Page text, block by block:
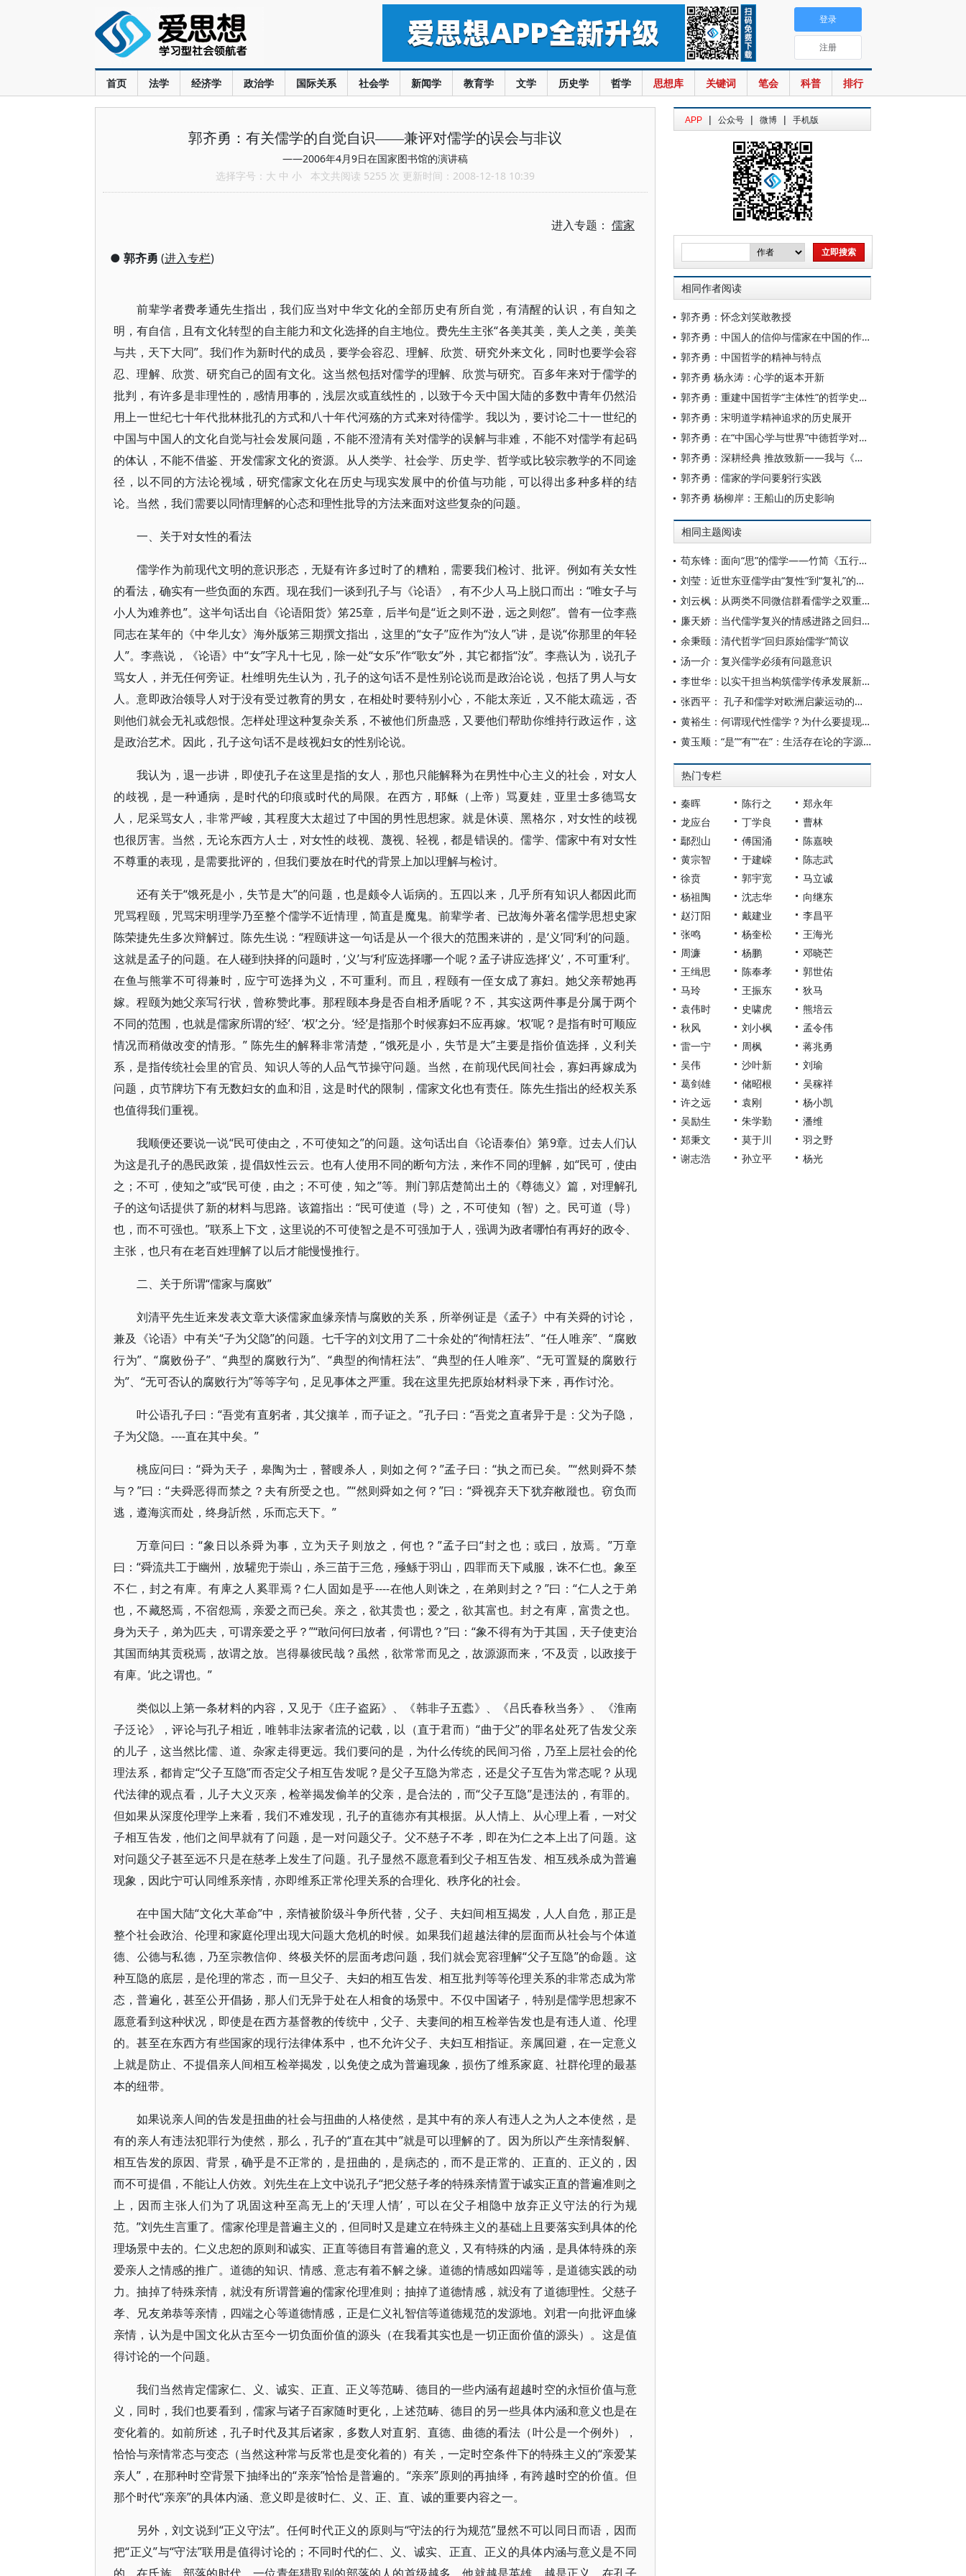
首页 法学 经济学 政治学 国际关系 社会学 新闻学 教育学 文学 历史学 哲学 思想库 关键词 笔会 科普 排行
登录
注册
郭齐勇：有关儒学的自觉自识——兼评对儒学的误会与非议
——2006年4月9日在国家图书馆的演讲稿
选择字号： 大 中 小 本文共阅读 5255 次 更新时间：2008-12-18 10:39
进入专题： 儒家
● 郭齐勇 (进入专栏)
前辈学者费孝通先生指出，我们应当对中华文化的全部历史有所自觉，有清醒的认识，有自知之
明，有自信，且有文化转型的自主能力和文化选择的自主地位。费先生主张“各美其美，美人之美，美美
与共，天下大同”。我们作为新时代的成员，要学会容忍、理解、欣赏、研究外来文化，同时也要学会容
忍、理解、欣赏、研究自己的固有文化。这当然包括对儒学的理解、欣赏与研究。百多年来对于儒学的
批判，有许多是非理性的，感情用事的，浅层次或直线性的，以致于今天中国大陆的多数中青年仍然沿
用上一世纪七十年代批林批孔的方式和八十年代河殇的方式来对待儒学。我以为，要讨论二十一世纪的
中国与中国人的文化自觉与社会发展问题，不能不澄清有关对儒学的误解与非难，不能不对儒学有起码
的体认，不能不借鉴、开发儒家文化的资源。从人类学、社会学、历史学、哲学或比较宗教学的不同途
径，以不同的方法论视域，研究儒家文化在历史与现实发展中的价值与功能，可以得出多种多样的结
论。当然，我们需要以同情理解的心态和理性批导的方法来面对这些复杂的问题。
一、关于对女性的看法
儒学作为前现代文明的意识形态，无疑有许多过时了的糟粕，需要我们检讨、批评。例如有关女性
的看法，确实有一些负面的东西。现在我们一谈到孔子与《论语》，有不少人马上脱口而出：“唯女子与
小人为难养也”。这半句话出自《论语阳货》笫25章，后半句是“近之则不逊，远之则怨”。曾有一位李燕
同志在某年的《中华儿女》海外版笫三期撰文指出，这里的“女子”应作为“汝人”讲，是说“你那里的年轻
人”。李燕说，《论语》中“女”字凡十七见，除一处“女乐”作“歌女”外，其它都指“汝”。李燕认为，说孔子
骂女人，并无任何旁证。杜维明先生认为，孔子的这句话不是性别论说而是政治论说，包括了男人与女
人。意即政治领导人对于没有受过教育的男女，在相处时要特别小心，不能太亲近，又不能太疏远，否
则他们就会无礼或怨恨。怎样处理这种复杂关系，不被他们所蛊惑，又要他们帮助你维持行政运作，这
是政治艺术。因此，孔子这句话不是歧视妇女的性别论说。
我认为，退一步讲，即使孔子在这里是指的女人，那也只能解释为在男性中心主义的社会，对女人
的歧视，是一种通病，是时代的印痕或时代的局限。在西方，耶稣（上帝）骂夏娃，亚里士多德骂女
人，尼采骂女人，非常严峻，其程度大太超过了中国的男性思想家。就是休谟、黑格尔，对女性的歧视
也很厉害。当然，无论东西方人士，对女性的歧视、蔑视、轻视，都是错误的。儒学、儒家中有对女性
不尊重的表现，是需要批评的，但我们要放在时代的背景上加以理解与检讨。
还有关于“饿死是小，失节是大”的问题，也是颇令人诟病的。五四以来，几乎所有知识人都因此而
咒骂程颐，咒骂宋明理学乃至整个儒学不近情理，简直是魔鬼。前辈学者、已故海外著名儒学思想史家
陈荣捷先生多次辩解过。陈先生说：“程颐讲这一句话是从一个很大的范围来讲的，是‘义’同‘利’的问题。
这就是孟子的问题。在人碰到抉择的问题时，‘义’与‘利’应选择哪一个呢？孟子讲应选择‘义’，不可重‘利’。
在鱼与熊掌不可得兼时，应宁可选择为义，不可重利。而且，程颐有一侄女成了寡妇。她父亲帮她再
嫁。程颐为她父亲写行状，曾称赞此事。那程颐本身是否自相矛盾呢？不，其实这两件事是分属于两个
不同的范围，也就是儒家所谓的‘经’、‘权’之分。‘经’是指那个时候寡妇不应再嫁。‘权’呢？是指有时可顺应
情况而稍做改变的情形。” 陈先生的解释非常清楚，“饿死是小，失节是大”主要是指价值选择，义利关
系，是指传统社会里的官员、知识人等的人品气节操守问题。当然，在前现代民间社会，寡妇再嫁成为
问题，贞节牌坊下有无数妇女的血和泪，这是时代的限制，儒家文化也有责任。陈先生指出的经权关系
也值得我们重视。
我顺便还要说一说“民可使由之，不可使知之”的问题。这句话出自《论语泰伯》第9章。过去人们认
为这是孔子的愚民政策，提倡奴性云云。也有人使用不同的断句方法，来作不同的理解，如“民可，使由
之；不可，使知之”或“民可使，由之；不可使，知之”等。荆门郭店楚简出土的《尊德义》篇，对理解孔
子的这句话提供了新的材料与思路。该篇指出：“民可使道（导）之，不可使知（智）之。民可道（导）
也，而不可强也。”联系上下文，这里说的不可使智之是不可强加于人，强调为政者哪怕有再好的政令、
主张，也只有在老百姓理解了以后才能慢慢推行。
二、关于所谓“儒家与腐败”
刘清平先生近来发表文章大谈儒家血缘亲情与腐败的关系，所举例证是《孟子》中有关舜的讨论，
兼及《论语》中有关“子为父隐”的问题。七千字的刘文用了二十余处的“徇情枉法”、“任人唯亲”、“腐败
行为”、“腐败份子”、“典型的腐败行为”、“典型的徇情枉法”、“典型的任人唯亲”、“无可置疑的腐败行
为”、“无可否认的腐败行为”等等字句，足见事体之严重。我在这里先把原始材料录下来，再作讨沦。
叶公语孔子曰：“吾党有直躬者，其父攘羊，而子证之。”孔子曰：“吾党之直者异于是：父为子隐，
子为父隐。----直在其中矣。”
桃应问曰：“舜为天子，皋陶为士，瞽瞍杀人，则如之何？”孟子曰：“执之而已矣。”“然则舜不禁
与？”曰：“夫舜恶得而禁之？夫有所受之也。”“然则舜如之何？”曰：“舜视弃天下犹弃敝蹝也。窃负而
逃，遵海滨而处，终身訢然，乐而忘天下。”
万章问曰：“象日以杀舜为事，立为天子则放之，何也？”孟子曰“封之也；或曰，放焉。”万章
曰：“舜流共工于幽州，放驩兜于崇山，杀三苗于三危，殛鲧于羽山，四罪而天下咸服，诛不仁也。象至
不仁，封之有庳。有庳之人奚罪焉？仁人固如是乎----在他人则诛之，在弟则封之？”曰：“仁人之于弟
也，不藏怒焉，不宿怨焉，亲爱之而已矣。亲之，欲其贵也；爱之，欲其富也。封之有庳，富贵之也。
身为天子，弟为匹夫，可谓亲爱之乎？”“敢问何曰放者，何谓也？”曰：“象不得有为于其国，天子使吏治
其国而纳其贡税焉，故谓之放。岂得暴彼民哉？虽然，欲常常而见之，故源源而来，‘不及贡，以政接于
有庳。’此之谓也。”
类似以上第一条材料的内容，又见于《庄子盗跖》、《韩非子五蠹》、《吕氏春秋当务》、《淮南
子泛论》，评论与孔子相近，唯韩非法家者流的记载，以（直于君而）“曲于父”的罪名处死了告发父亲
的儿子，这当然比儒、道、杂家走得更远。我们要问的是，为什么传统的民间习俗，乃至上层社会的伦
理法系，都肯定“父子互隐”而否定父子相互告发呢？是父子互隐为常态，还是父子互告为常态呢？从现
代法律的观点看，儿子大义灭亲，检举揭发偷羊的父亲，是合法的，而“父子互隐”是违法的，有罪的。
但如果从深度伦理学上来看，我们不难发现，孔子的直德亦有其根据。从人情上、从心理上看，一对父
子相互告发，他们之间早就有了问题，是一对问题父子。父不慈子不孝，即在为仁之本上出了问题。这
对问题父子甚至远不只是在慈孝上发生了问题。孔子显然不愿意看到父子相互告发、相互残杀成为普遍
现象，因此宁可认同维系亲情，亦即维系正常伦理关系的合理化、秩序化的社会。
在中国大陆“文化大革命”中，亲情被阶级斗争所代替，父子、夫妇间相互揭发，人人自危，那正是
整个社会政治、伦理和家庭伦理出现大问题大危机的时候。如果我们超越法律的层面而从社会与个体道
德、公德与私德，乃至宗教信仰、终极关怀的层面考虑问题，我们就会宽容理解“父子互隐”的命题。这
种互隐的底层，是伦理的常态，而一旦父子、夫妇的相互告发、相互批判等等伦理关系的非常态成为常
态，普遍化，甚至公开倡扬，那人们无异于处在人相食的场景中。不仅中国诸子，特别是儒学思想家不
愿意看到这种状况，即使是在西方基督教的传统中，父子、夫妻间的相互检举告发也是有违人道、伦理
的。甚至在东西方有些国家的现行法律体系中，也不允许父子、夫妇互相指证。亲属回避，在一定意义
上就是防止、不提倡亲人间相互检举揭发，以免使之成为普遍现象，损伤了维系家庭、社群伦理的最基
本的纽带。
如果说亲人间的告发是扭曲的社会与扭曲的人格使然，是其中有的亲人有违人之为人之本使然，是
有的亲人有违法犯罪行为使然，那么，孔子的“直在其中”就是可以理解的了。因为所以产生亲情裂解、
相互告发的原因、背景，确乎是不正常的，是扭曲的，是病态的，而不是正常的、正直的、正义的，因
而不可提倡，不能让人仿效。刘先生在上文中说孔子“把父慈子孝的特殊亲情置于诚实正直的普遍准则之
上，因而主张人们为了巩固这种至高无上的‘天理人情’，可以在父子相隐中放弃正义守法的行为规
范。”刘先生言重了。儒家伦理是普遍主义的，但同时又是建立在特殊主义的基础上且要落实到具体的伦
理场景中去的。仁义忠恕的原则和诚实、正直等德目有普遍的意义，又有特殊的内涵，是具体特殊的亲
爱亲人之情感的推广。道德的知识、情感、意志有着不解之缘。道德的情感如四端等，是道德实践的动
力。抽掉了特殊亲情，就没有所谓普遍的儒家伦理准则；抽掉了道德情感，就没有了道德理性。父慈子
孝、兄友弟恭等亲情，四端之心等道德情感，正是仁义礼智信等道德规范的发源地。刘君一向批评血缘
亲情，认为是中国文化从古至今一切负面价值的源头（在我看其实也是一切正面价值的源头）。这是值
得讨论的一个问题。
我们当然肯定儒家仁、义、诚实、正直、正义等范畴、德目的一些内涵有超越时空的永恒价值与意
义，同时，我们也要看到，儒家与诸子百家随时更化，上述范畴、德目的另一些具体内涵和意义也是在
变化着的。如前所述，孔子时代及其后诸家，多数人对直躬、直德、曲德的看法（叶公是一个例外），
恰恰与亲情常态与变态（当然这种常与反常也是变化着的）有关，一定时空条件下的特殊主义的“亲爱某
亲人”，在那种时空背景下抽绎出的“亲亲”恰恰是普遍的。“亲亲”原则的再抽绎，有跨越时空的价值。但
那个时代“亲亲”的具体内涵、意义即是彼时仁、义、正、直、诚的重要内容之一。
另外，刘文说到“正义守法”。任何时代正义的原则与“守法的行为规范”显然不可以同日而语，因而
把“正义”与“守法”联用是值得讨论的；不同时代的仁、义、诚实、正直、正义的具体内涵与意义是不同
APP | 公众号 | 微博 | 手机版
相同作者阅读
郭齐勇：怀念刘笑敢教授
郭齐勇：中国人的信仰与儒家在中国的作用
郭齐勇：中国哲学的精神与特点
郭齐勇 杨永涛：心学的返本开新
郭齐勇：重建中国哲学“主体性”的哲学史书写
郭齐勇：宋明道学精神追求的历史展开
郭齐勇：在“中国心学与世界”中德哲学对话开幕式上的讲话
郭齐勇：深耕经典 推故致新——我与《船山学刊》
郭齐勇：儒家的学问要躬行实践
郭齐勇 杨柳岸：王船山的历史影响
相同主题阅读
苟东锋：面向“思”的儒学——竹简《五行》中的三“思”论
刘莹：近世东亚儒学由“复性”到“复礼”的范式转型
刘云枫：从两类不同微信群看儒学之双重困境——熟人群一潭死水，匿名群乱作一团
廉天娇：当代儒学复兴的情感进路之回归与重构——评黄玉顺《中国情感哲学的当代复兴》
余秉颐：清代哲学“回归原始儒学”简议
汤一介：复兴儒学必须有问题意识
李世华：以实干担当构筑儒学传承发展新高地
张西平： 孔子和儒学对欧洲启蒙运动的影响
黄裕生：何谓现代性儒学？为什么要提现代性儒学？
黄玉顺：“是”“有”“在”：生活存在论的字源学考察
热门专栏
秦晖 陈行之
郑永年
龙应台
丁学良
曹林
鄢烈山
傅国涌
陈嘉映
黄宗智
于建嵘
陈志武
徐贲
郭宇宽
马立诚
杨祖陶
沈志华
向继东
赵汀阳
戴建业
李昌平
张鸣
杨奎松
王海光
周濂
杨鹏
邓晓芒
王缉思
陈奉孝
郭世佑
马玲
王振东
狄马
袁伟时
史啸虎
熊培云
秋风
刘小枫
孟令伟
雷一宁
周枫
蒋兆勇
吴伟
沙叶新
刘瑜
葛剑雄
储昭根
吴稼祥
许之远
袁刚
杨小凯
吴励生
朱学勤
潘维
郑秉文
莫于川
羽之野
谢志浩
孙立平 杨光